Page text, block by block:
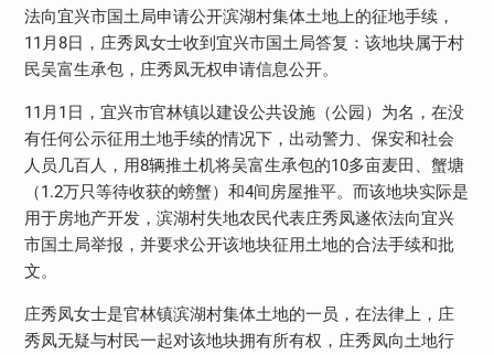
法向宜兴市国土局申请公开滨湖村集体土地上的征地手续，
11月8日，庄秀凤女士收到宜兴市国土局答复：该地块属于村
民吴富生承包，庄秀凤无权申请信息公开。
11月1日，宜兴市官林镇以建设公共设施（公园）为名，在没
有任何公示征用土地手续的情况下，出动警力、保安和社会
人员几百人，用8辆推土机将吴富生承包的10多亩麦田、蟹塘
（1.2万只等待收获的螃蟹）和4间房屋推平。而该地块实际是
用于房地产开发，滨湖村失地农民代表庄秀凤遂依法向宜兴
市国土局举报，并要求公开该地块征用土地的合法手续和批
文。
庄秀凤女士是官林镇滨湖村集体土地的一员，在法律上，庄
秀凤无疑与村民一起对该地块拥有所有权，庄秀凤向土地行